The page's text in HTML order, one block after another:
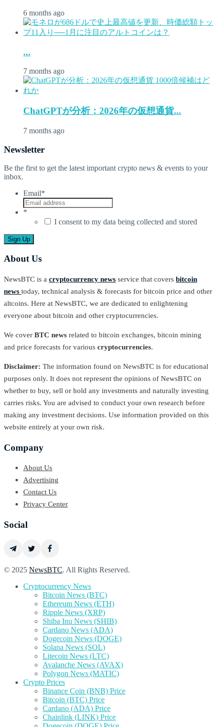
6 months ago
...
7 months ago
ChatGPTが分析：2026年の仮想通貨...
7 months ago
Newsletter
Be the first to get the latest important crypto news & events to your
inbox.
Email*
*
I consent to my data being collected and stored
About Us
NewsBTC is a cryptocurrency news service that covers bitcoin
news today, technical analysis & forecasts for bitcoin price and other
altcoins. Here at NewsBTC, we are dedicated to enlightening
everyone about bitcoin and other cryptocurrencies.
We cover BTC news related to bitcoin exchanges, bitcoin mining
and price forecasts for various cryptocurrencies.
Disclaimer: The information found on NewsBTC is for educational
purposes only. It does not represent the opinions of NewsBTC on
whether to buy, sell or hold any investments and naturally investing
carries risks. You are advised to conduct your own research before
making any investment decisions. Use information provided on this
website entirely at your own risk.
Company
About Us
Advertising
Contact Us
Privacy Center
Social
© 2025 NewsBTC. All Rights Reserved.
Cryptocurrency News
Bitcoin News (BTC)
Ethereum News (ETH)
Ripple News (XRP)
Shiba Inu News (SHIB)
Cardano News (ADA)
Dogecoin News (DOGE)
Solana News (SOL)
Litecoin News (LTC)
Avalanche News (AVAX)
Polygon News (MATIC)
Crypto Prices
Binance Coin (BNB) Price
Bitcoin (BTC) Price
Cardano (ADA) Price
Chainlink (LINK) Price